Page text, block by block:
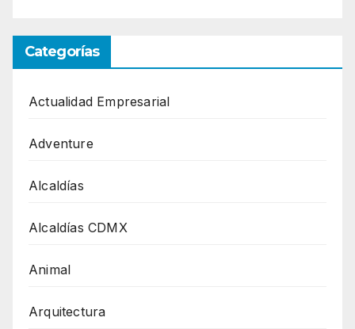
Categorías
Actualidad Empresarial
Adventure
Alcaldías
Alcaldías CDMX
Animal
Arquitectura